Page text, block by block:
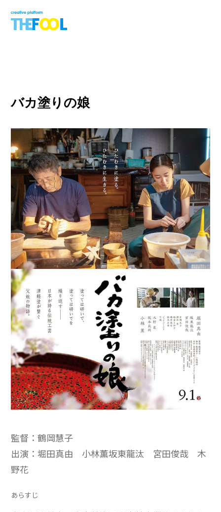
バカ塗りの娘
監督：鶴岡慧子
出演：堀田真由 小林薫坂東龍汰 宮田俊哉 木
野花
あらすじ